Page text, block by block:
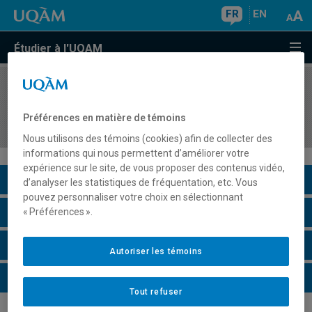
FR EN
Étudier à l'UQAM
COURS//
stratégiques
Description du cours
Horaire - Été 2026
Horaire - Automne 2026
Horaire - Hiver 2027
Préférences en matière de témoins
Nous utilisons des témoins (cookies) afin de collecter des
informations qui nous permettent d’améliorer votre
expérience sur le site, de vous proposer des contenus vidéo,
d’analyser les statistiques de fréquentation, etc. Vous
pouvez personnaliser votre choix en sélectionnant
« Préférences ».
Tout refuser
Autoriser les témoins